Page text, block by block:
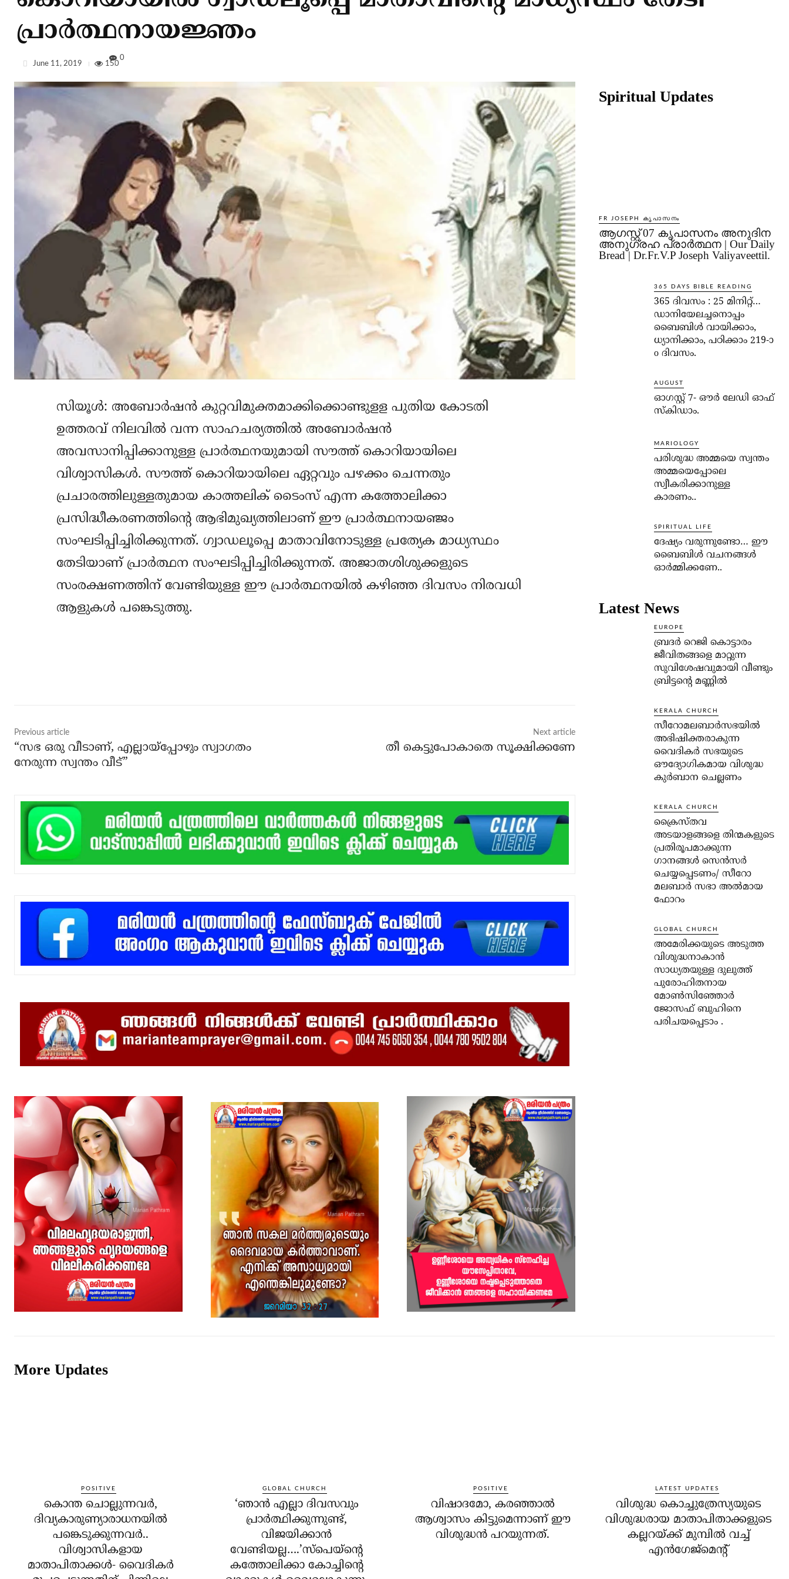
പ്രാര്‍ത്ഥനായജ്ഞം
June 11, 2019 150
0
സിയൂള്‍: അബോര്‍ഷന്‍ കുറ്റവിമുക്തമാക്കിക്കൊണ്ടുളള പുതിയ കോടതി
ഉത്തരവ് നിലവില്‍ വന്ന സാഹചര്യത്തില്‍ അബോര്‍ഷന്‍
അവസാനിപ്പിക്കാനുള്ള പ്രാര്‍ത്ഥനയുമായി സൗത്ത് കൊറിയായിലെ
വിശ്വാസികള്‍. സൗത്ത് കൊറിയായിലെ ഏറ്റവും പഴക്കം ചെന്നതും
പ്രചാരത്തിലുള്ളതുമായ കാത്തലിക് ടൈംസ് എന്ന കത്തോലിക്കാ
പ്രസിദ്ധീകരണത്തിന്റെ ആഭിമുഖ്യത്തിലാണ് ഈ പ്രാര്‍ത്ഥനായഞ്ജം
സംഘടിപ്പിച്ചിരിക്കുന്നത്. ഗ്വാഡലൂപ്പെ മാതാവിനോടുള്ള പ്രത്യേക മാധ്യസ്ഥം
തേടിയാണ് പ്രാര്‍ത്ഥന സംഘടിപ്പിച്ചിരിക്കുന്നത്. അജാതശിശുക്കളുടെ
സംരക്ഷണത്തിന് വേണ്ടിയുള്ള ഈ പ്രാര്‍ത്ഥനയില്‍ കഴിഞ്ഞ ദിവസം നിരവധി
ആളുകള്‍ പങ്കെടുത്തു.
Previous article
“സഭ ഒരു വീടാണ്, എല്ലായ്‌പ്പോഴും സ്വാഗതം
നേരുന്ന സ്വന്തം വീട്”
Next article
തീ കെട്ടുപോകാതെ സൂക്ഷിക്കണേ
Spiritual Updates
FR JOSEPH കൃപാസനം
ആഗസ്റ്റ് 07 കൃപാസനം അനുദിന
അനുഗ്രഹ പ്രാർത്ഥന | Our Daily
Bread | Dr.Fr.V.P Joseph Valiyaveettil.
365 DAYS BIBLE READING
365 ദിവസം : 25 മിനിറ്റ്…
ഡാനിയേലച്ചനൊപ്പം
ബൈബിൾ വായിക്കാം,
ധ്യാനിക്കാം, പഠിക്കാം 219-ാ
o ദിവസം.
AUGUST
ഓഗസ്റ്റ് 7- ഔര്‍ ലേഡി ഓഫ്
സ്‌കിഡാം.
MARIOLOGY
പരിശുദ്ധ അമ്മയെ സ്വന്തം
അമ്മയെപ്പോലെ
സ്വീകരിക്കാനുള്ള
കാരണം..
SPIRITUAL LIFE
ദേഷ്യം വരുന്നുണ്ടോ… ഈ
ബൈബിള്‍ വചനങ്ങള്‍
ഓര്‍മ്മിക്കണേ..
Latest News
EUROPE
ബ്രദർ റെജി കൊട്ടാരം
ജീവിതങ്ങളെ മാറ്റുന്ന
സുവിശേഷവുമായി വീണ്ടും
ബ്രിട്ടന്റെ മണ്ണിൽ
KERALA CHURCH
സീറോമലബാർസഭയിൽ
അഭിഷിക്തരാകുന്ന
വൈദികർ സഭയുടെ
ഔദ്യോഗികമായ വിശുദ്ധ
കുർബാന ചെല്ലണം
KERALA CHURCH
ക്രൈസ്തവ
അടയാളങ്ങളെ തിന്മകളുടെ
പ്രതിരൂപമാക്കുന്ന
ഗാനങ്ങൾ സെൻസർ
ചെയ്യപ്പെടണം/ സീറോ
മലബാർ സഭാ അൽമായ
ഫോറം
GLOBAL CHURCH
അമേരിക്കയുടെ അടുത്ത
വിശുദ്ധനാകാൻ
സാധ്യതയുള്ള ദുലുത്ത്
പുരോഹിതനായ
മോൺസിഞ്ഞോർ
ജോസഫ് ബുഹിനെ
പരിചയപ്പെടാം .
More Updates
POSITIVE
കൊന്ത ചൊല്ലുന്നവര്‍,
ദിവ്യകാരുണ്യാരാധനയില്‍
പങ്കെടുക്കുന്നവര്‍..
വിശ്വാസികളായ
മാതാപിതാക്കള്‍- വൈദികര്‍
GLOBAL CHURCH
‘ഞാന്‍ എല്ലാ ദിവസവും
പ്രാര്‍ത്ഥിക്കുന്നുണ്ട്,
വിജയിക്കാന്‍
വേണ്ടിയല്ല….’സ്‌പെയ്‌ന്റെ
കത്തോലിക്കാ കോച്ചിന്റെ
POSITIVE
വിഷാദമോ, കരഞ്ഞാല്‍
ആശ്വാസം കിട്ടുമെന്നാണ് ഈ
വിശുദ്ധന്‍ പറയുന്നത്.
LATEST UPDATES
വിശുദ്ധ കൊച്ചുത്രേസ്യയുടെ
വിശുദ്ധരായ മാതാപിതാക്കളുടെ
കല്ലറയ്ക്ക് മുമ്പില്‍ വച്ച്
എന്‍ഗേജ്‌മെന്റ്